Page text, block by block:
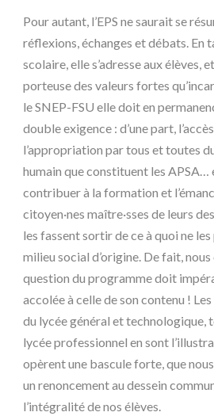
Pour autant, l’EPS ne saurait se
réflexions, échanges et débats. En
scolaire, elle s’adresse aux élèves,
porteuse des valeurs fortes
le SNEP-FSU elle doit en
double exigence : d’une part,
l’appropriation par tous et toutes
humain que constituent les APSA…
contribuer à la formation et
citoyen·nes maître·sses de leurs
les fassent sortir de ce à quoi ne
milieu social d’origine. De fait,
question du programme doit
accolée à celle de son contenu !
du lycée général et technologique,
lycée professionnel en sont
opèrent une bascule forte, que
un renoncement au dessein
l’intégralité de nos élèves.